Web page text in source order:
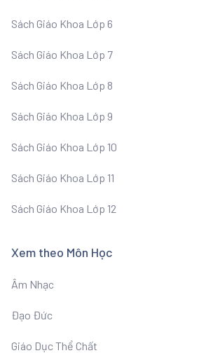
Sách Giáo Khoa Lớp 6
Sách Giáo Khoa Lớp 7
Sách Giáo Khoa Lớp 8
Sách Giáo Khoa Lớp 9
Sách Giáo Khoa Lớp 10
Sách Giáo Khoa Lớp 11
Sách Giáo Khoa Lớp 12
Xem theo Môn Học
Âm Nhạc
Đạo Đức
Giáo Dục Thể Chất